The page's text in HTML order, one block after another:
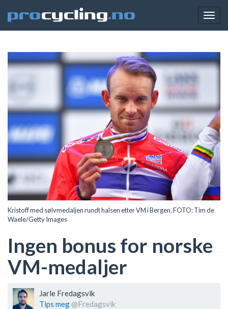
Kristoff med sølvmedaljen rundt halsen etter VM i Bergen. FOTO: Tim de
Waele/Getty Images
Ingen bonus for norske
VM-medaljer
Jarle Fredagsvik
Tips meg @Fredagsvik